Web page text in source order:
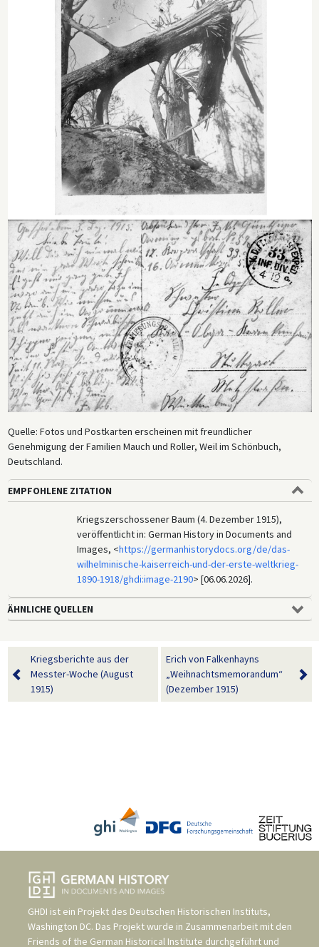
Quelle: Fotos und Postkarten erscheinen mit freundlicher
Genehmigung der Familien Mauch und Roller, Weil im Schönbuch,
Deutschland.
EMPFOHLENE ZITATION
Kriegszerschossener Baum (4. Dezember 1915),
veröffentlicht in: German History in Documents and
Images, <https://germanhistorydocs.org/de/das-
wilhelminische-kaiserreich-und-der-erste-weltkrieg-
1890-1918/ghdi:image-2190> [06.06.2026].
ÄHNLICHE QUELLEN
Kriegsberichte aus der
Messter-Woche (August
1915)
Erich von Falkenhayns
„Weihnachtsmemorandum“
(Dezember 1915)
GHDI ist ein Projekt des Deutschen Historischen Instituts,
Washington DC. Das Projekt wurde in Zusammenarbeit mit den
Friends of the German Historical Institute durchgeführt und